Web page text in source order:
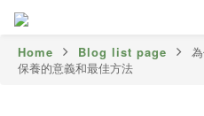
Home Blog list page
保養的意義和最佳方法